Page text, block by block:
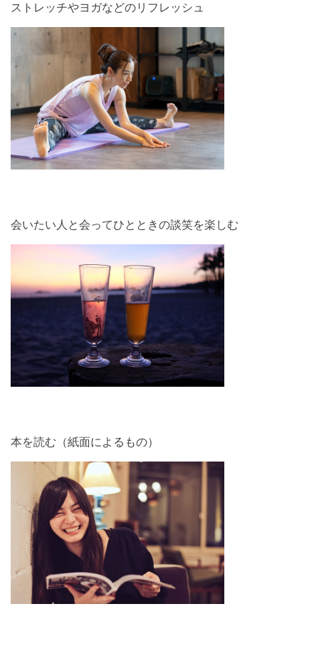
ストレッチやヨガなどのリフレッシュ
会いたい人と会ってひとときの談笑を楽しむ
本を読む（紙面によるもの）